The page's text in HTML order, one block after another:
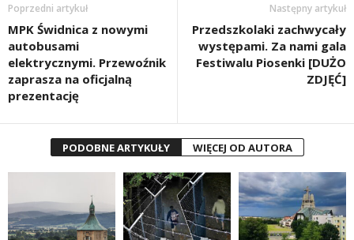
Poprzedni artykuł
MPK Świdnica z nowymi
autobusami
elektrycznymi. Przewoźnik
zaprasza na oficjalną
prezentację
Następny artykuł
Przedszkolaki zachwycały
występami. Za nami gala
Festiwalu Piosenki [DUŻO
ZDJĘĆ]
PODOBNE ARTYKUŁY WIĘCEJ OD AUTORA